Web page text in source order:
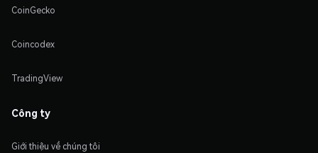
CoinGecko
Coincodex
TradingView
Công ty
Giới thiệu về chúng tôi